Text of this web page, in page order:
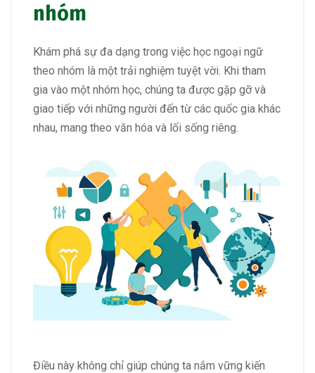
nhóm
Khám phá sự đa dạng trong việc học ngoại ngữ
theo nhóm là một trải nghiệm tuyệt vời. Khi tham
gia vào một nhóm học, chúng ta được gặp gỡ và
giao tiếp với những người đến từ các quốc gia khác
nhau, mang theo văn hóa và lối sống riêng.
Điều này không chỉ giúp chúng ta nắm vững kiến